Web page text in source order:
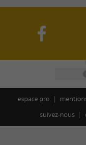
espace pro
suivez-nous